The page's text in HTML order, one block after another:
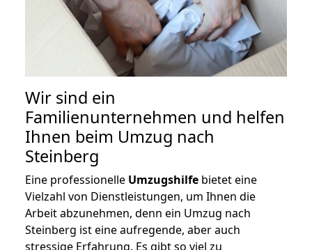
Wir sind ein
Familienunternehmen und helfen
Ihnen beim Umzug nach
Steinberg
Eine professionelle Umzugshilfe bietet eine
Vielzahl von Dienstleistungen, um Ihnen die
Arbeit abzunehmen, denn ein Umzug nach
Steinberg ist eine aufregende, aber auch
stressige Erfahrung. Es gibt so viel zu